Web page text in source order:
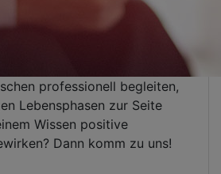
professionell begleiten,
Lebensphasen zur Seite
Wissen positive
Dann komm zu uns!